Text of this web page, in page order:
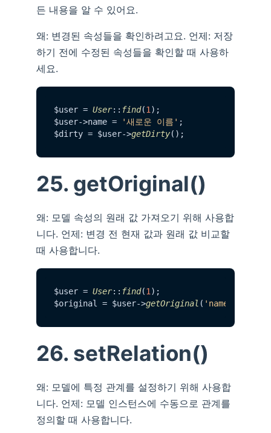
든 내용을 알 수 있어요.
왜: 변경된 속성들을 확인하려고요. 언제: 저장
하기 전에 수정된 속성들을 확인할 때 사용하
세요.
$user = User:: find(1 );
$user->name =
'새로운 이름' ;
$dirty = $user->getDirty
25. getOriginal()
왜: 모델 속성의 원래 값 가져오기 위해 사용합
니다. 언제: 변경 전 현재 값과 원래 값 비교할
때 사용합니다.
$user = User:: find(1);
$original = $user->getOriginal ( 'name'
26. setRelation()
왜: 모델에 특정 관계를 설정하기 위해 사용합
니다. 언제: 모델 인스턴스에 수동으로 관계를
정의할 때 사용합니다.